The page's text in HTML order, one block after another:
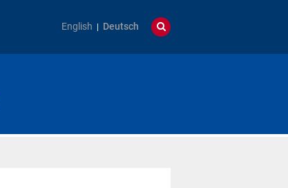
English Deutsch